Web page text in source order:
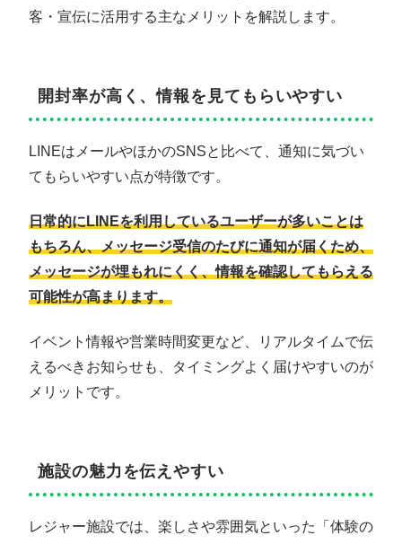
客・宣伝に活用する主なメリットを解説します。
開封率が高く、情報を見てもらいやすい
LINEはメールやほかのSNSと比べて、通知に気づい
てもらいやすい点が特徴です。
日常的にLINEを利用しているユーザーが多いことは
もちろん、メッセージ受信のたびに通知が届くため、
メッセージが埋もれにくく、情報を確認してもらえる
可能性が高まります。
イベント情報や営業時間変更など、リアルタイムで伝
えるべきお知らせも、タイミングよく届けやすいのが
メリットです。
施設の魅力を伝えやすい
レジャー施設では、楽しさや雰囲気といった「体験の